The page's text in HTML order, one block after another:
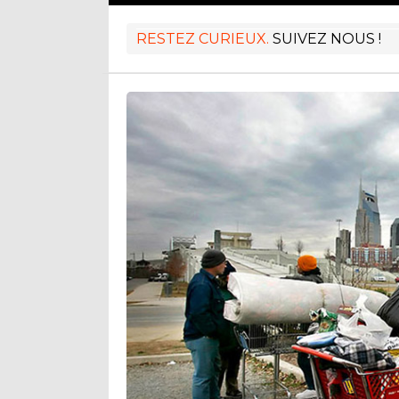
RESTEZ CURIEUX. SUIVEZ NOUS !